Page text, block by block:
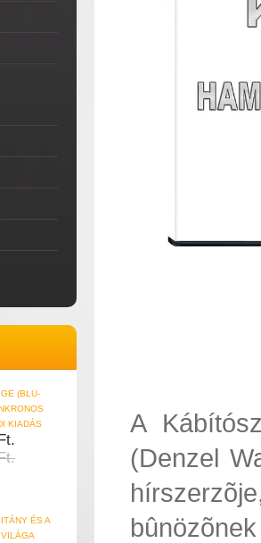
(BLU-
KIADÁS
ÉS A
A
(Denzel